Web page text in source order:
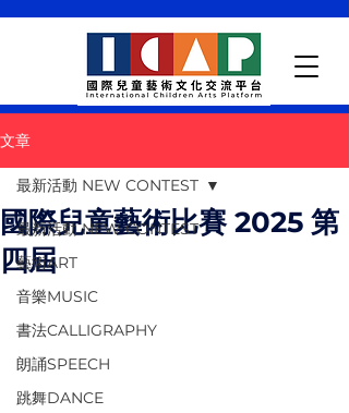
文章
最新活動 NEW CONTEST
藝術ART
音樂MUSIC
書法CALLIGRAPHY
朗誦SPEECH
跳舞DANCE
最新活動 NEW CONTEST
國際兒童藝術比賽 2025 第
四屆